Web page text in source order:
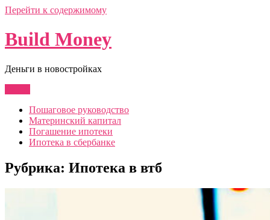
Перейти к содержимому
Build Money
Деньги в новостройках
Пошаговое руководство
Материнский капитал
Погашение ипотеки
Ипотека в сбербанке
Рубрика: Ипотека в втб